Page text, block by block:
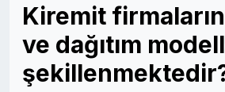
Kiremit
ve dağıtım